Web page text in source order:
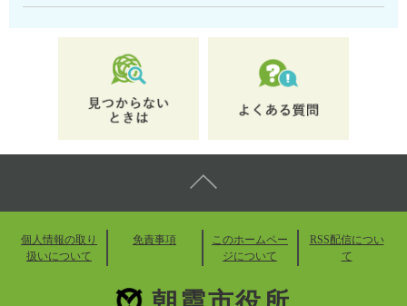
個人情報の取り
扱いについて
免責事項
このホームペー
ジについて
RSS配信につい
て